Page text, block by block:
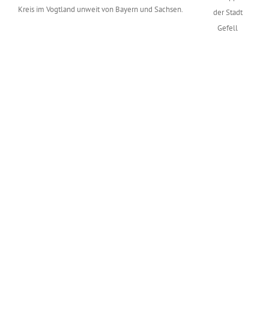
Kreis im Vogtland unweit von Bayern und Sachsen.